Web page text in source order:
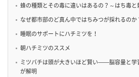
蜂の種類とその毒に違いはあるの？～はち毒
なぜ都市部のど真ん中ではちみつが採れるのか
睡眠のサポートにハチミツを！
朝ハチミツのススメ
ミツバチは頭が大きいほど賢い——脳容量と学
が解明